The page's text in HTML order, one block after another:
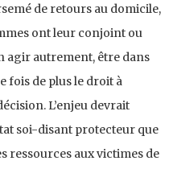
de retours au domicile,
ont leur conjoint ou
agir autrement, être dans
fois de plus le droit à
L’enjeu devrait
soi-disant protecteur que
ressources aux victimes de